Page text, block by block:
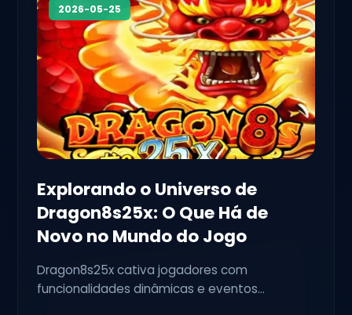
2026-05-25
Explorando o Universo de
Dragon8s25x: O Que Há de
Novo no Mundo do Jogo
Dragon8s25x cativa jogadores com
funcionalidades dinâmicas e eventos